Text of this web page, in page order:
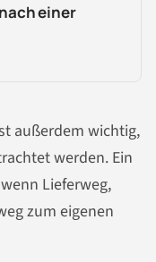
einer
außerdem wichtig,
werden. Ein
Lieferweg,
zum eigenen